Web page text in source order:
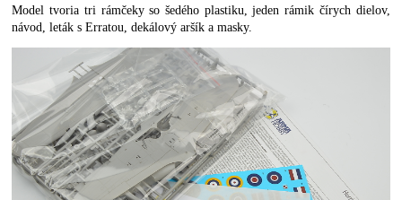
Model tvoria tri rámčeky so šedého plastiku, jeden rámik čírych dielov,
návod, leták s Erratou, dekálový aršík a masky.